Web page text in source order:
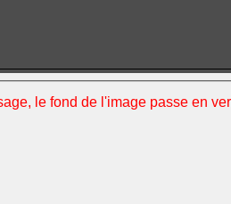
le fond de l'image passe en